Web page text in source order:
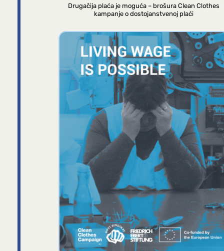
Drugačija plaća je moguća – brošura Clean Clothes
kampanje o dostojanstvenoj plaći